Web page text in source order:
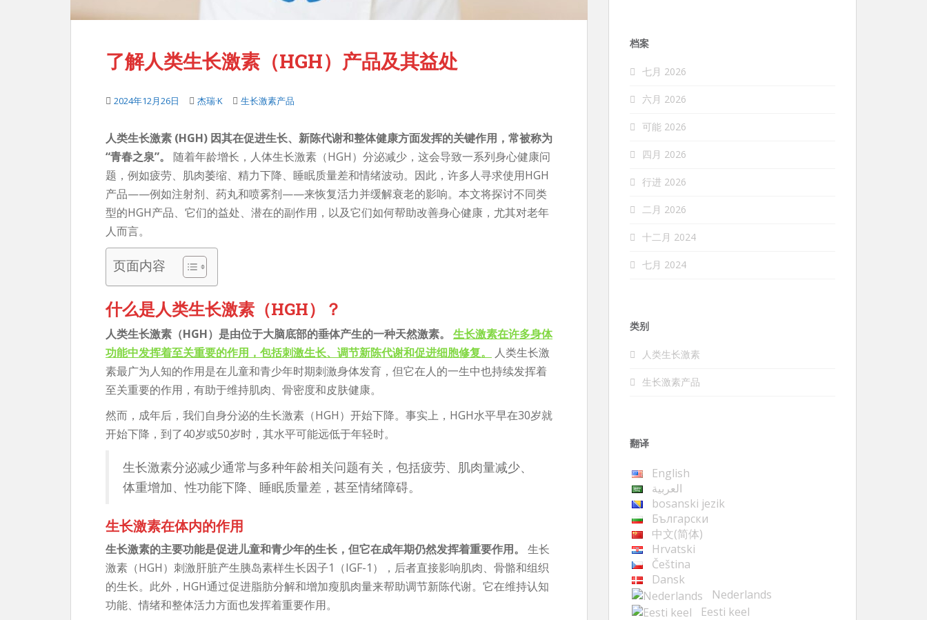
了解人类生长激素（HGH）产品及其益处
2024年12月26日 杰瑞·K 生长激素产品
人类生长激素 (HGH) 因其在促进生长、新陈代谢和整体健康方面发挥的关键作用，常被称为
“青春之泉”。
随着年龄增长，人体生长激素（HGH）分泌减少，这会导致一系列身心健康问
题，例如疲劳、肌肉萎缩、精力下降、睡眠质量差和情绪波动。因此，许多人寻求使用HGH
产品——例如注射剂、药丸和喷雾剂——来恢复活力并缓解衰老的影响。本文将探讨不同类
型的HGH产品、它们的益处、潜在的副作用，以及它们如何帮助改善身心健康，尤其对老年
人而言。
页面内容
什么是人类生长激素（HGH）？
人类生长激素（HGH）是由位于大脑底部的垂体产生的一种天然激素。
生长激素在许多身体
功能中发挥着至关重要的作用，包括刺激生长、调节新陈代谢和促进细胞修复。
人类生长激
素最广为人知的作用是在儿童和青少年时期刺激身体发育，但它在人的一生中也持续发挥着
至关重要的作用，有助于维持肌肉、骨密度和皮肤健康。
然而，成年后，我们自身分泌的生长激素（HGH）开始下降。事实上，HGH水平早在30岁就
开始下降，到了40岁或50岁时，其水平可能远低于年轻时。
生长激素分泌减少通常与多种年龄相关问题有关，包括疲劳、肌肉量减少、
体重增加、性功能下降、睡眠质量差，甚至情绪障碍。
生长激素在体内的作用
生长激素的主要功能是促进儿童和青少年的生长，但它在成年期仍然发挥着重要作用。
生长
激素（HGH）刺激肝脏产生胰岛素样生长因子1（IGF-1），后者直接影响肌肉、骨骼和组织
的生长。此外，HGH通过促进脂肪分解和增加瘦肌肉量来帮助调节新陈代谢。它在维持认知
功能、情绪和整体活力方面也发挥着重要作用。
档案
七月 2026
六月 2026
可能 2026
四月 2026
行进 2026
二月 2026
十二月 2024
七月 2024
类别
人类生长激素
生长激素产品
翻译
English
العربية
bosanski jezik
Български
中文(简体)
Hrvatski
Čeština
Dansk
Nederlands
Eesti keel